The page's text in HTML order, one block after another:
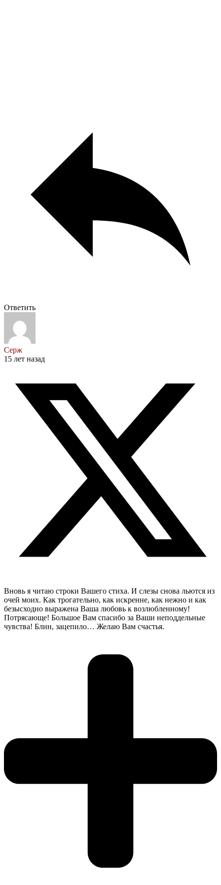
Ответить
Серж
15 лет назад
Вновь я читаю строки Вашего стиха. И слезы снова льются из
очей моих. Как трогательно, как искренне, как нежно и как
безысходно выражена Ваша любовь к возлюбленному!
Потрясающе! Большое Вам спасибо за Ваши неподдельные
чувства! Блин, зацепило… Желаю Вам счастья.